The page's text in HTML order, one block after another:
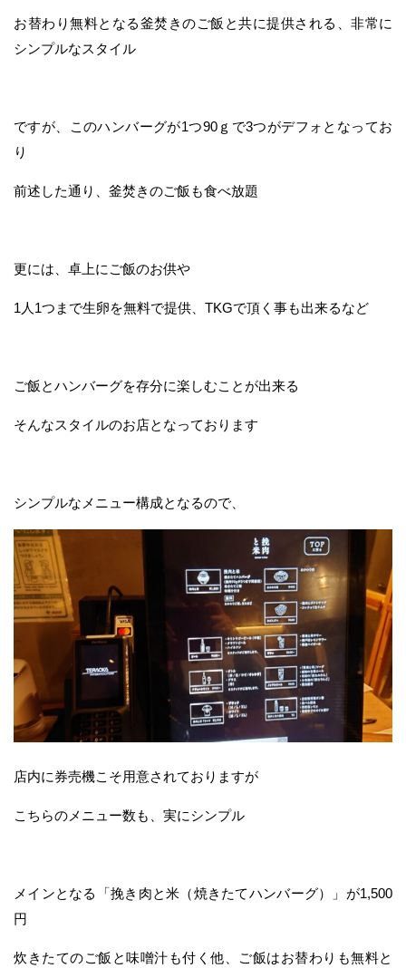
お替わり無料となる釜焚きのご飯と共に提供される、非常に
シンプルなスタイル
ですが、このハンバーグが1つ90ｇで3つがデフォとなってお
り
前述した通り、釜焚きのご飯も食べ放題
更には、卓上にご飯のお供や
1人1つまで生卵を無料で提供、TKGで頂く事も出来るなど
ご飯とハンバーグを存分に楽しむことが出来る
そんなスタイルのお店となっております
シンプルなメニュー構成となるので、
店内に券売機こそ用意されておりますが
こちらのメニュー数も、実にシンプル
メインとなる「挽き肉と米（焼きたてハンバーグ）」が1,500
円
炊きたてのご飯と味噌汁も付く他、ご飯はお替わりも無料と